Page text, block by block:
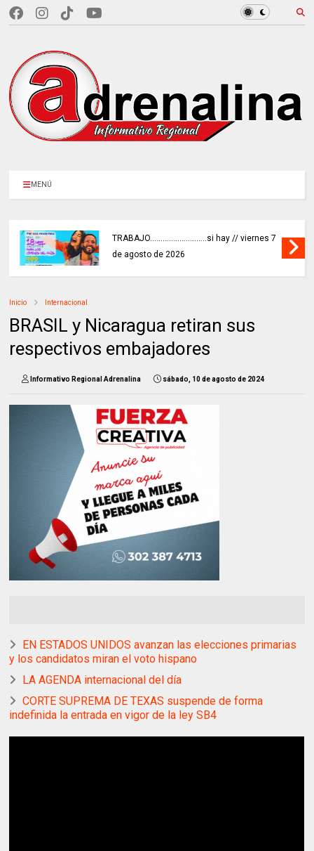
MENÚ
TRABAJO...........................si hay // viernes 7
de agosto de 2026
Inicio Internacional
BRASIL y Nicaragua retiran sus
respectivos embajadores
Informativo Regional Adrenalina sábado, 10 de agosto de 2024
EN ESTADOS UNIDOS avanzan las elecciones primarias
y los candidatos miran el voto hispano
LA AGENDA internacional del día
CORTE SUPREMA DE TEXAS suspende de forma
indefinida la entrada en vigor de la ley SB4